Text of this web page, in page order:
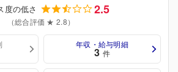
度の低さ 2.5
（総合評価 ★ 2.8）
年収・給与明細
3 件